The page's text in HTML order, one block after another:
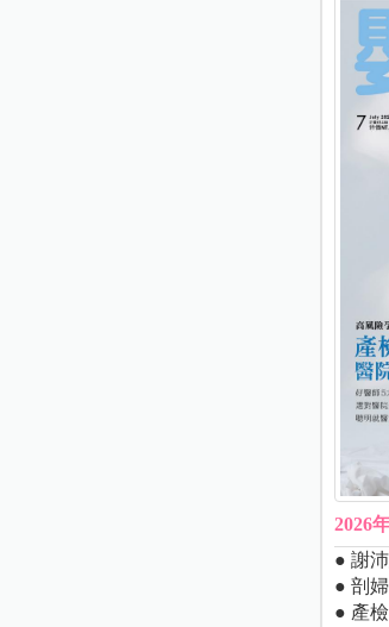
2026
● 謝
● 剖
● 產